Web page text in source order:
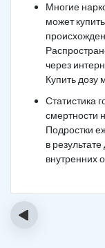
Многие
может
через
Купить
Статистика
смертности
Подростки
в
внутренних
‹